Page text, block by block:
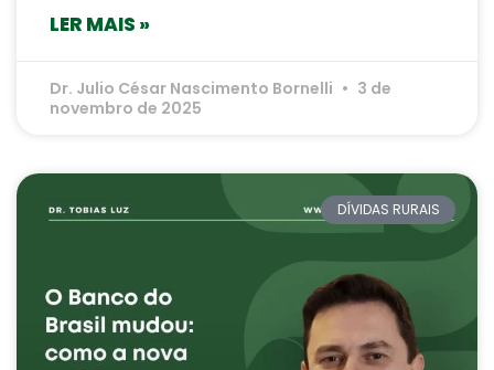
LER MAIS »
Dr. Julio César Nascimento Bornelli
3 de
novembro de 2025
DÍVIDAS RURAIS